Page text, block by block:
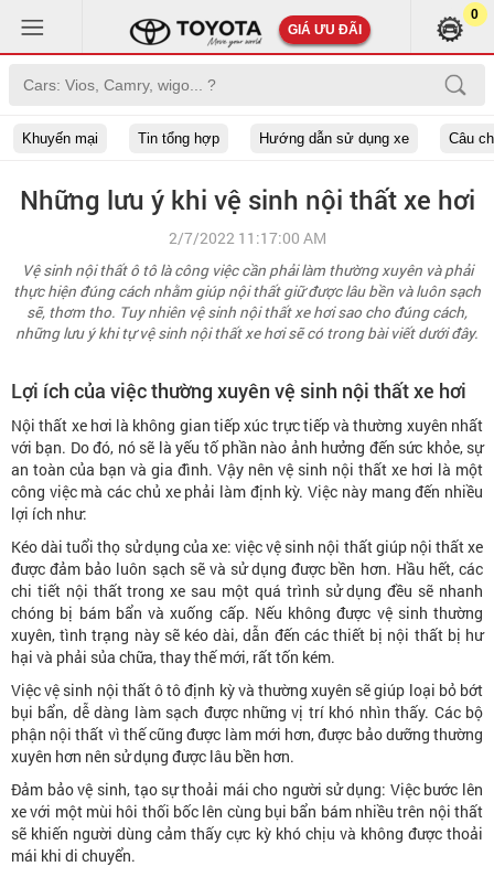
GIÁ ƯU ĐÃI
0
Khuyến mại Tin tổng hợp Hướng dẫn sử dụng xe Câu
Những lưu ý khi vệ sinh nội thất xe hơi
2/7/2022 11:17:00 AM
Vệ sinh nội thất ô tô là công việc cần phải làm thường xuyên và phải
thực hiện đúng cách nhằm giúp nội thất giữ được lâu bền và luôn sạch
sẽ, thơm tho. Tuy nhiên vệ sinh nội thất xe hơi sao cho đúng cách,
những lưu ý khi tự vệ sinh nội thất xe hơi sẽ có trong bài viết dưới đây.
Lợi ích của việc thường xuyên vệ sinh nội thất xe hơi
Nội thất xe hơi là không gian tiếp xúc trực tiếp và thường xuyên nhất
với bạn. Do đó, nó sẽ là yếu tố phần nào ảnh hưởng đến sức khỏe, sự
an toàn của bạn và gia đình. Vậy nên vệ sinh nội thất xe hơi là một
công việc mà các chủ xe phải làm định kỳ. Việc này mang đến nhiều
lợi ích như:
Kéo dài tuổi thọ sử dụng của xe: việc vệ sinh nội thất giúp nội thất xe
được đảm bảo luôn sạch sẽ và sử dụng được bền hơn. Hầu hết, các
chi tiết nội thất trong xe sau một quá trình sử dụng đều sẽ nhanh
chóng bị bám bẩn và xuống cấp. Nếu không được vệ sinh thường
xuyên, tình trạng này sẽ kéo dài, dẫn đến các thiết bị nội thất bị hư
hại và phải sủa chữa, thay thế mới, rất tốn kém.
Việc vệ sinh nội thất ô tô định kỳ và thường xuyên sẽ giúp loại bỏ bớt
bụi bẩn, dễ dàng làm sạch được những vị trí khó nhìn thấy. Các bộ
phận nội thất vì thế cũng được làm mới hơn, được bảo dưỡng thường
xuyên hơn nên sử dụng được lâu bền hơn.
Đảm bảo vệ sinh, tạo sự thoải mái cho người sử dụng: Việc bước lên
xe với một mùi hôi thối bốc lên cùng bụi bẩn bám nhiều trên nội thất
sẽ khiến người dùng cảm thấy cực kỳ khó chịu và không được thoải
mái khi di chuyển.